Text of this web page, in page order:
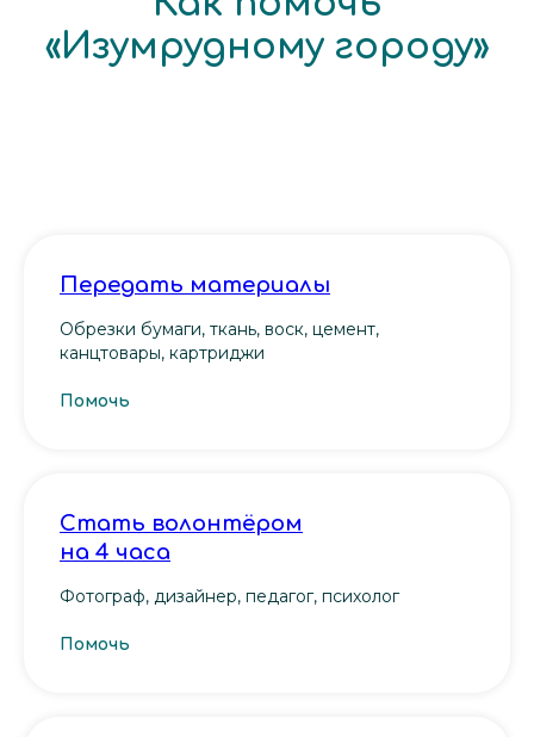
«Изумрудному городу»
Передать материалы
Обрезки бумаги, ткань, воск, цемент,
канцтовары, картриджи
Помочь
Cтать волонтёром
на 4 часа
Фотограф, дизайнер, педагог, психолог
Помочь